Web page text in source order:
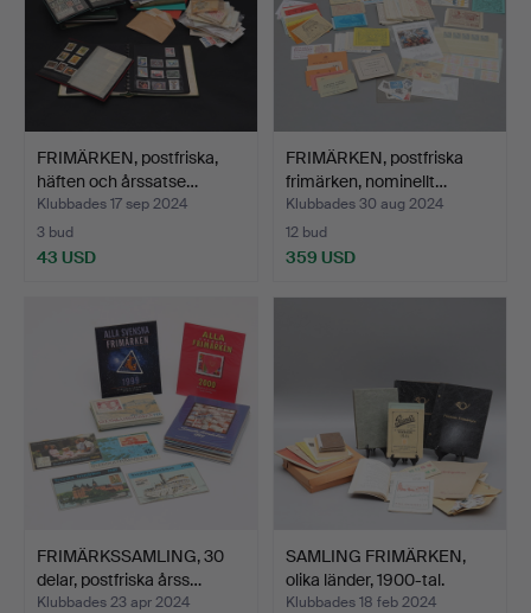
FRIMÄRKEN, postfriska,
häften och årssatse…
Klubbades 17 sep 2024
3 bud
43 USD
FRIMÄRKEN, postfriska
frimärken, nominellt…
Klubbades 30 aug 2024
12 bud
359 USD
FRIMÄRKSSAMLING, 30
delar, postfriska årss…
Klubbades 23 apr 2024
SAMLING FRIMÄRKEN,
olika länder, 1900-tal.
Klubbades 18 feb 2024